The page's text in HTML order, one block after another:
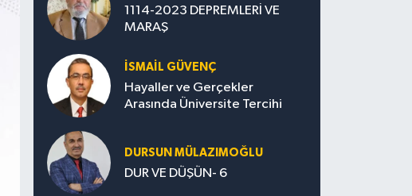
1114-2023 DEPREMLERİ VE
MARAŞ
İSMAİL GÜVENÇ
Hayaller ve Gerçekler
Arasında Üniversite Tercihi
DURSUN MÜLAZIMOĞLU
DUR VE DÜŞÜN- 6